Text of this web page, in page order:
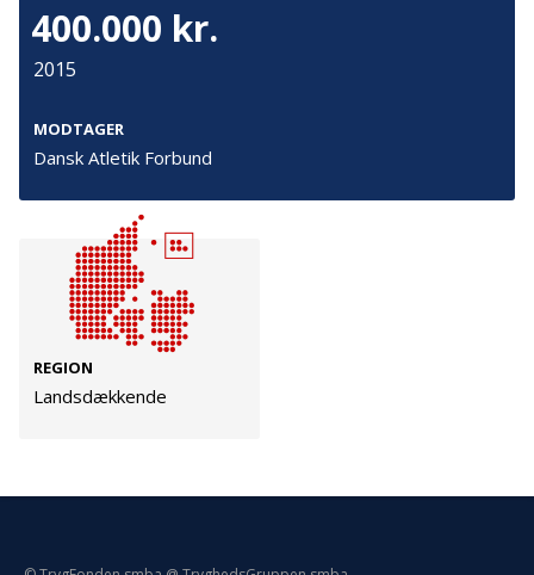
400.000 kr.
2015
MODTAGER
Dansk Atletik Forbund
REGION
Landsdækkende
Cookies
Persondata
TryghedsGruppen
Facebook LinkedIn